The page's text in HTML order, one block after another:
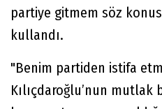
partiye gitmem söz
kullandı.
"Benim partiden istifa
Kılıçdaroğlu’nun